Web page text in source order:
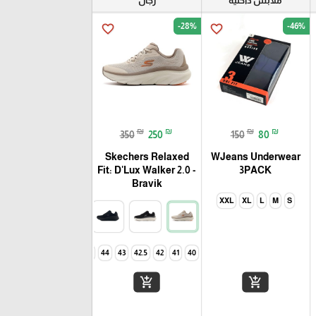
favorite_border -46%
150 ₪ 80 ₪
WJeans Underwear
3PACK
S
M
L
XL
XXL
add_shopping_cart
favorite_border -28%
350 ₪ 250 ₪
Skechers Relaxed
Fit: D'Lux Walker 2.0 -
Bravik
40
41
42
42.5
43
44
add_shopping_cart